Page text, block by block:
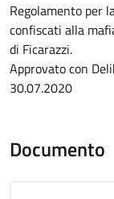
Regolamento per
confiscati alla
di Ficarazzi.
Approvato con
30.07.2020
Documento